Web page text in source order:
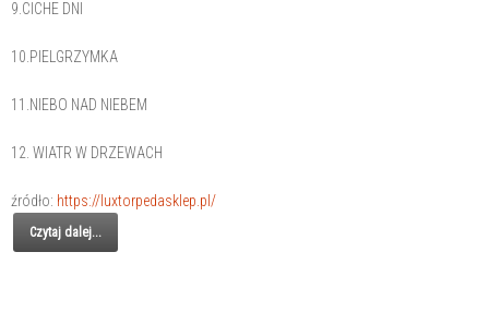
9.CICHE DNI
10.PIELGRZYMKA
11.NIEBO NAD NIEBEM
12. WIATR W DRZEWACH
źródło: https://luxtorpedasklep.pl/
Czytaj dalej...